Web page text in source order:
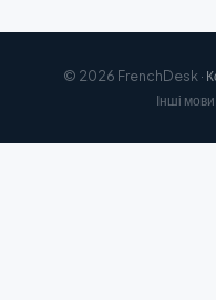
© 2026 FrenchDesk ·
Інші мови: